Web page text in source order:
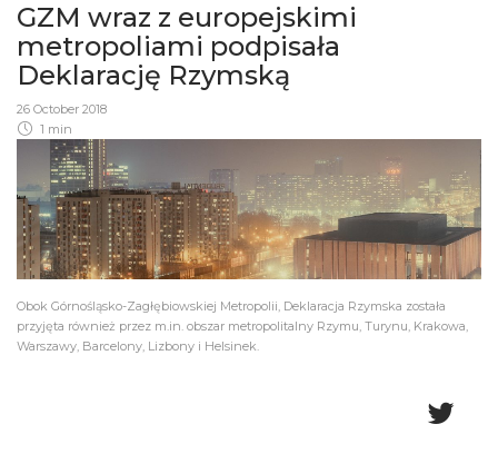
GZM wraz z europejskimi
metropoliami podpisała
Deklarację Rzymską
26 October 2018
1 min
Obok Górnośląsko-Zagłębiowskiej Metropolii, Deklaracja Rzymska została
przyjęta również przez m.in. obszar metropolitalny Rzymu, Turynu, Krakowa,
Warszawy, Barcelony, Lizbony i Helsinek.